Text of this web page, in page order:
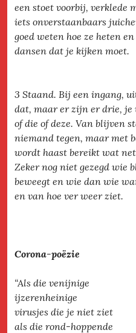
een stoet voorbij, verklede
iets onverstaanbaars
goed weten hoe ze heten
dansen dat je kijken moet.
3 Staand. Bij een ingang,
dat, maar er zijn er drie, je
of die of deze. Van blijven
niemand tegen, maar met
wordt haast bereikt wat
Zeker nog niet gezegd wie
beweegt en wie dan wie
en van hoe ver weer ziet.
Corona-poëzie
“Als die venijnige
ijzerenheinige
virusjes die je niet ziet
als die rond-hoppende